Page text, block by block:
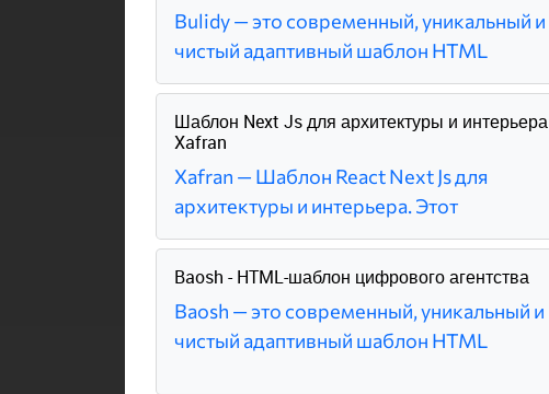
Bulidy — это современный, уникальный и
чистый адаптивный шаблон HTML
Шаблон Next Js для архитектуры и интерьера
Xafran
Xafran — Шаблон React Next Js для
архитектуры и интерьера. Этот
Baosh - HTML-шаблон цифрового агентства
Baosh — это современный, уникальный и
чистый адаптивный шаблон HTML